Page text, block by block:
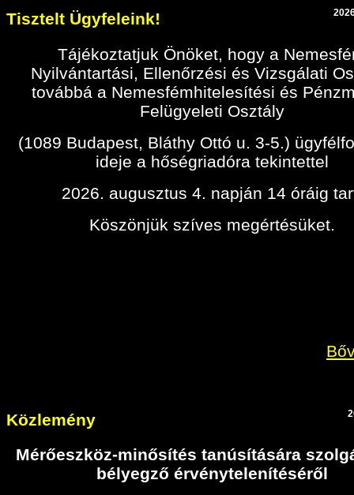
Tisztelt Ügyfeleink!
Tájékoztatjuk Önöket, hogy a
Nyilvántartási, Ellenőrzési és Vizsgálati
továbbá a Nemesfémhitelesítési és
Felügyeleti Osztály
(1089 Budapest, Bláthy Ottó u. 3-5.)
ideje a hőségriadóra tekintettel
2026. augusztus 4. napján 14 óráig
Köszönjük szíves megértésüket.
Közlemény
Mérőeszköz-minősítés tanúsítására
bélyegző érvénytelenítéséről